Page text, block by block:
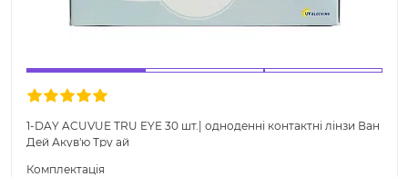
1-DAY ACUVUE TRU EYE 30 шт.| одноденні контактні лінзи Ван
Дей Акув'ю Тру ай
Комплектація